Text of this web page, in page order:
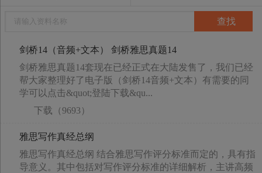
查找
剑桥14（音频+文本） 剑桥雅思真题14
剑桥雅思真题14套现在已经正式在大陆发售了，我们已经
帮大家整理好了电子版（剑桥14音频+文本）有需要的同
学可以点击&quot;登陆下载&qu...
下载（9693）
雅思写作真经总纲
雅思写作真经总纲 结合雅思写作评分标准而定的，具有指
导意义。其中包括对写作评分标准的详细解析，主讲高频